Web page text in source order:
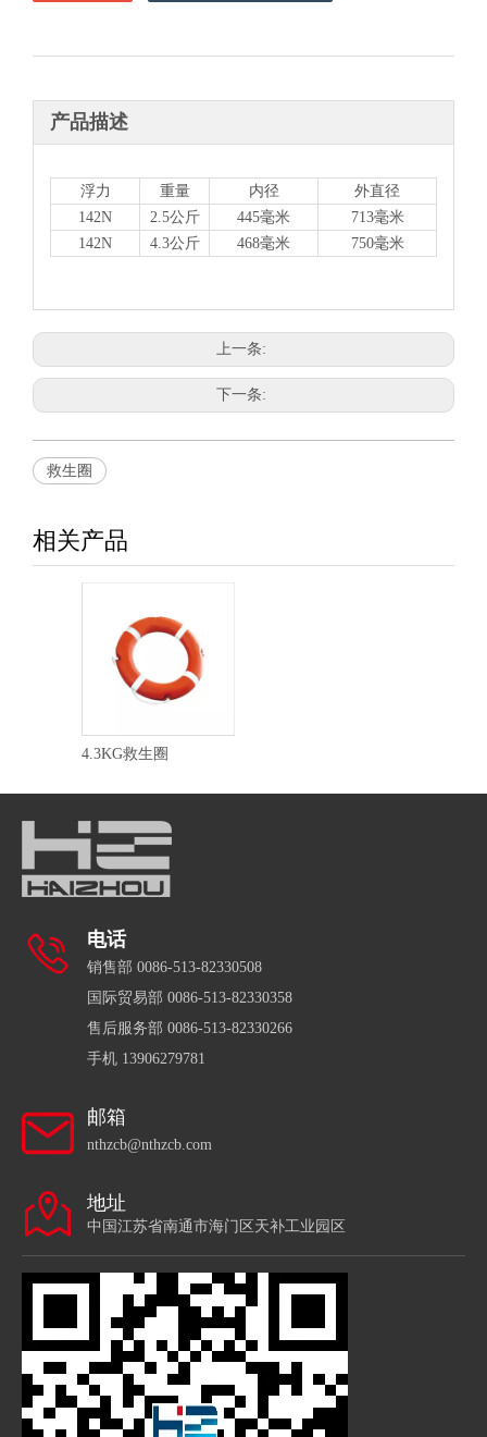
产品描述
浮力 重量 内径
外直径
142N
2.5公斤 445毫米 713毫米
142N
4.3公斤 468毫米 750毫米
上一条:
下一条:
救生圈
相关产品
4.3KG救生圈
电话
销售部 0086-513-82330508
国际贸易部 0086-513-82330358
售后服务部 0086-513-82330266
手机 13906279781
邮箱
nthzcb@nthzcb.com
地址
中国江苏省南通市海门区天补工业园区